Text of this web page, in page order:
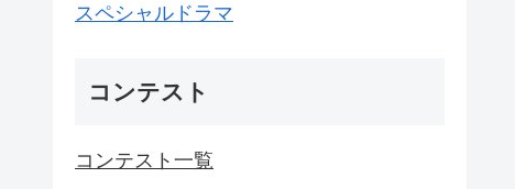
スペシャルドラマ
コンテスト
コンテスト一覧